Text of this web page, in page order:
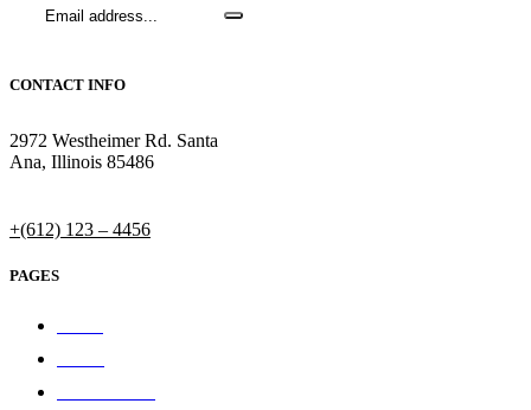
CONTACT INFO
2972 Westheimer Rd. Santa
Ana, Illinois 85486
+(612) 123 – 4456
PAGES